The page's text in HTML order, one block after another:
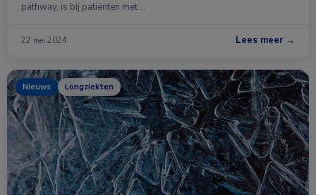
pathway, is bij patiënten met …
22 mei 2024 Lees meer →
Nieuws Longziekten